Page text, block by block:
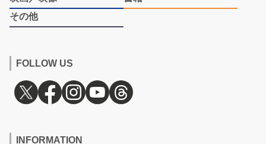
その他
FOLLOW US
INFORMATION